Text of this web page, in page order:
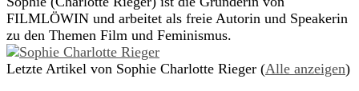
FILMLÖWIN und arbeitet als freie Autorin und Speakerin
zu den Themen Film und Feminismus.
Letzte Artikel von Sophie Charlotte Rieger (Alle anzeigen)